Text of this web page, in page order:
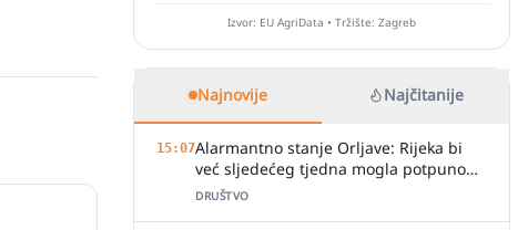
Izvor: EU AgriData • Tržište: Zagreb
Najnovije Najčitanije
15:07Alarmantno stanje Orljave: Rijeka bi
već sljedećeg tjedna mogla potpuno
presušiti
DRUŠTVO